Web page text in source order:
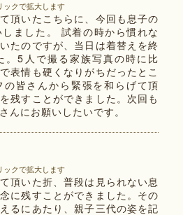
ックで拡大します
頂いたこちらに、今回も息子の
ました。 試着の時から慣れな
たのですが、当日は着替えを終
。5人で撮る家族写真の時に比
表情も硬くなりがちだったとこ
皆さんから緊張を和らげて頂
残すことができました。次回も
んにお願いしたいです。
ックで拡大します
頂いた折、普段は見られない息
に残すことができました。その
るにあたり、親子三代の姿を記